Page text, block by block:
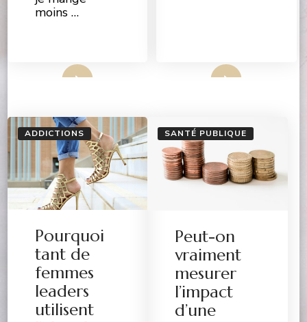
moins …
ADDICTIONS
Pourquoi
tant de
femmes
leaders
utilisent
SANTÉ PUBLIQUE
Peut-on
vraiment
mesurer
l’impact
d’une